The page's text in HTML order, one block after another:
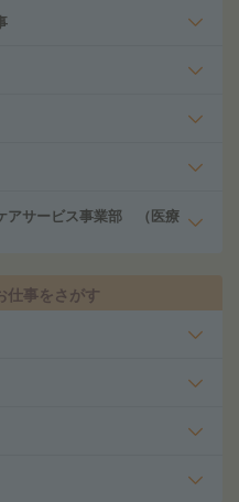
アサービス事業部 （医療
仕事をさがす